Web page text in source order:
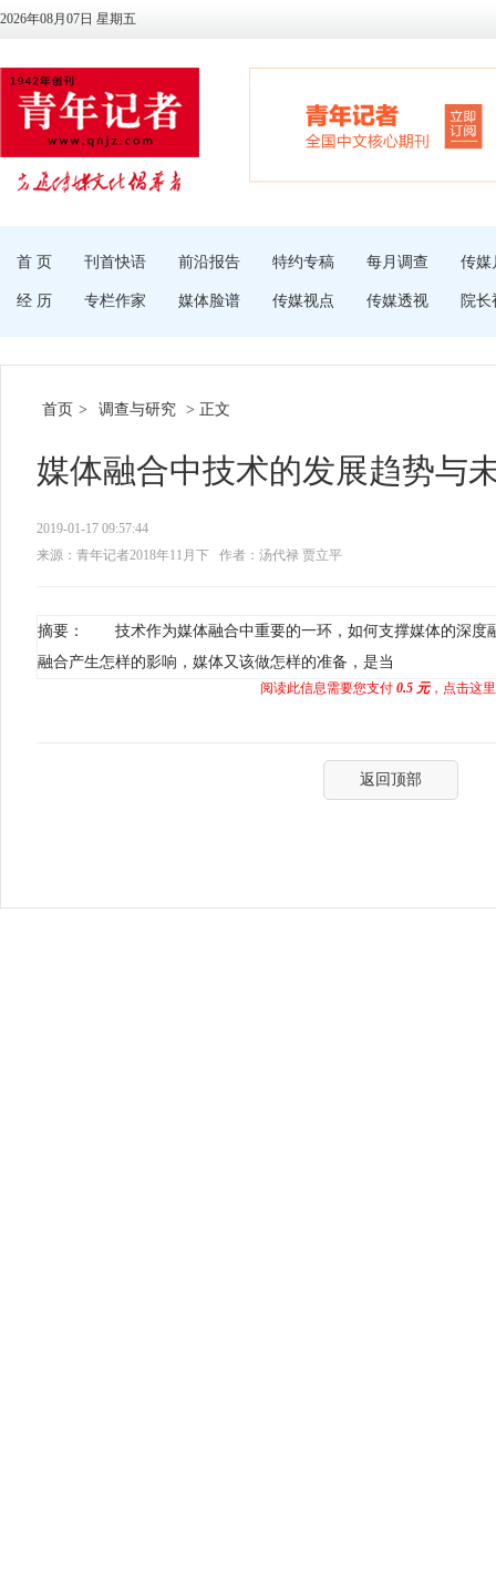
2026年08月07日 星期五
首 页 刊首快语 前沿报告 特约专稿 每月调查 传媒
经 历 专栏作家 媒体脸谱 传媒视点 传媒透视 院长
首页 > 调查与研究 > 正文
媒体融合中技术的发展趋势与
2019-01-17 09:57:44
来源：青年记者2018年11月下
作者：汤代禄 贾立平
摘要： 技术作为媒体融合中重要的一环，如何支撑媒体的深度
融合产生怎样的影响，媒体又该做怎样的准备，是当
阅读此信息需要您支付 0.5 元，点击这
返回顶部